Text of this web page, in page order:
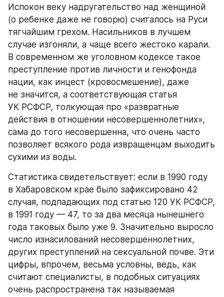
Испокон веку надругательство над женщиной
(о ребенке даже не говорю) считалось на Руси
тягчайшим грехом. Насильников в лучшем
случае изгоняли, а чаще всего жестоко карали.
В современном же уголовном кодексе такое
преступление против личности и генофонда
нации, как инцест (кровосмешение), даже
не значится, а соответствующая статья
УК РСФСР, толкующая про «развратные
действия в отношении несовершеннолетних»,
сама до того несовершенна, что очень часто
позволяет всякого рода извращенцам выходить
сухими из воды.
Статистика свидетельствует: если в 1990 году
в Хабаровском крае было зафиксировано 42
случая, подпадающих под статью 120 УК РСФСР,
в 1991 году — 47, то за два месяца нынешнего
года таковых было уже 9. Значительно выросло
число изнасилований несовершеннолетних,
других преступлений на сексуальной почве. Эти
цифры, впрочем, весьма условны, ведь, как
считают специалисты, в подобных ситуациях
очень распространена так называемая